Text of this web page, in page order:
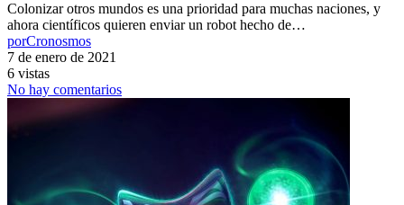
Colonizar otros mundos es una prioridad para muchas naciones, y
ahora científicos quieren enviar un robot hecho de…
porCronosmos
7 de enero de 2021
6 vistas
No hay comentarios